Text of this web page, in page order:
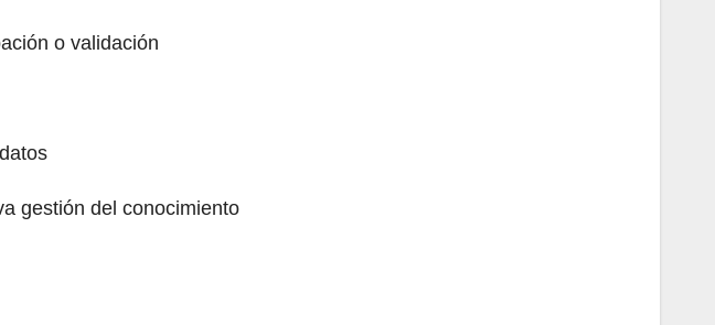
o validación
gestión del conocimiento